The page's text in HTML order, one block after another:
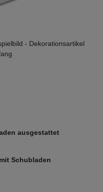
- Dekorationsartikel
ausgestattet
Schubladen